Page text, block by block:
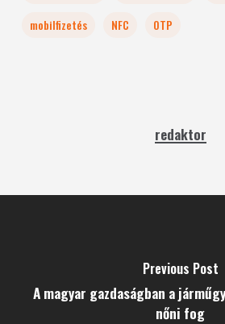
mobilfizetés
NFC OTP
redaktor
Previous Post
A magyar gazdaságban a
nőni fog